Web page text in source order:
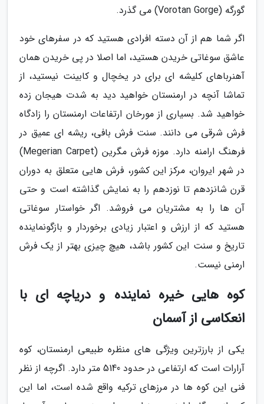
گورگه (Vorotan Gorge) می گذرد.
اگر شما هم از آن دسته افرادی هستید که در سفرهای خود
عاشق سوغاتی خریدن هستید، اما اصلا در پی خریدن همان
آهنرباهای کلیشه ای برای در یخچال و کابینت نیستید، از
تماشا آنچه در ارمنستان خواهید دید به شدت هیجان زده
خواهید شد. بسیاری از مورخان ارتفاعات ارمنستان را زادگاه
فرش شرقی می دانند. سنت فرش بافی، ریشه ای عمیق در
فرهنگ ارامنه دارد. موزه فرش مگرین (Megerian Carpet)
در شهر ایروان، مرکز این کشور، فرش هایی متعلق به دوران
قرن شانزدهم تا نوزدهم را به نمایش گذاشته است و حتی
آن ها را به مشتریان می فروشد. اگر خواستار سوغاتی
هستید که از ارزش و اعتبار زیادی برخوردار و بازگونماینده
تاریخ و سنت این کشور باشد، هیچ چیزی بهتر از یک فرش
ارمنی نیست.
کوه هایی خیره نماینده و دریاچه ای با
انعکاسی از آسمان
یکی از بارزترین ویژگی های منظره طبیعی ارمنستان، کوه
آرارات است که ارتفاعی در حدود 5140 متر دارد. اگرچه از نظر
فنی این کوه ها در مرزهای ترکیه واقع شده است، اما این